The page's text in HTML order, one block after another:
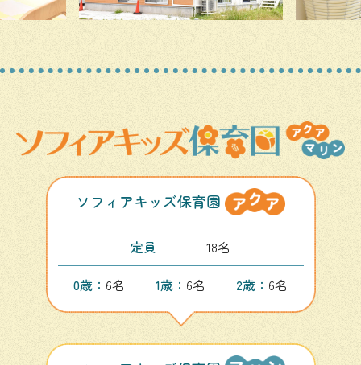
ソフィアキッズ保育園
定員
18名
0歳： 6名 1歳： 6名 2歳： 6名